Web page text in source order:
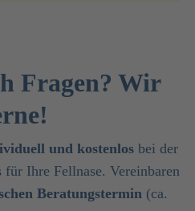
Fragen? Wir
und kostenlos bei der
Ihre Fellnase. Vereinbaren
Beratungstermin (ca.